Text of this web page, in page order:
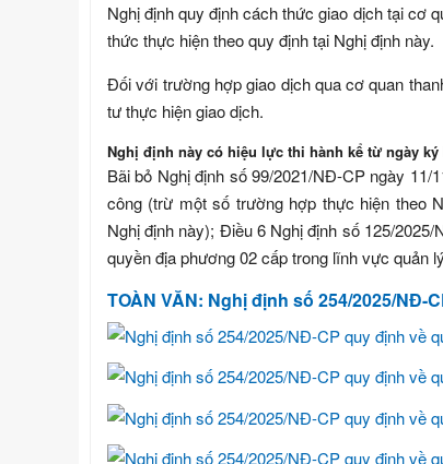
Nghị định quy định cách thức giao dịch tại cơ
thức thực hiện theo quy định tại Nghị định này.
Đối với trường hợp giao dịch qua cơ quan
tư thực hiện giao dịch.
Nghị định này có hiệu lực thi hành kể từ ngày ký
Bãi bỏ Nghị định số 99/2021/NĐ-CP ngày
công (trừ một số trường hợp thực hiện theo
Nghị định này); Điều 6 Nghị định số 125/
quyền địa phương 02 cấp trong lĩnh vực quản
TOÀN VĂN: Nghị định số 254/2025/